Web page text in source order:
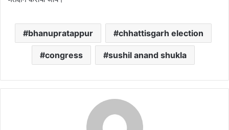
bhanupratappur chhattisgarh election
congress sushil anand shukla